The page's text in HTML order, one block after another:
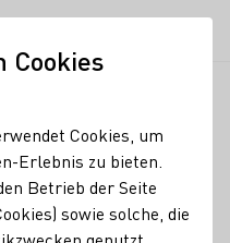
–
Cookies
Cookies, um
Erlebnis zu bieten.
Betrieb der Seite
sowie solche, die